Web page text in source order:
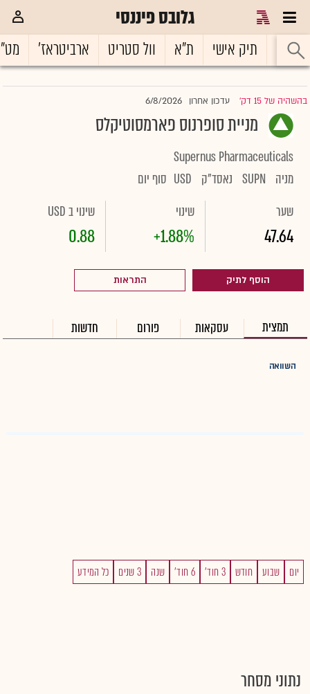
גלובס פיננסי
ראשי תיק אישי ת"א וול סטריט ארביטראז'
בהשהיה של 15 דק' |עדכון אחרון 6/8/2026
מניית סופרנוס פארמסוטיקלס
Supernus Pharmaceuticals
מניה
SUPN נאסד"ק USD סוף יום
שער
47.64
שינוי
+1.88%
שינוי ב USD
0.88
הוסף לתיק התראות
תמצית עסקאות פורום חדשות
השוואה
יום שבוע חודש 3 חוד' 6 חוד' שנה 3 שנים כל המידע
נתוני מסחר